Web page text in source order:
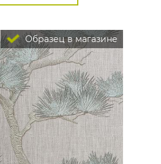
Образец в магазине